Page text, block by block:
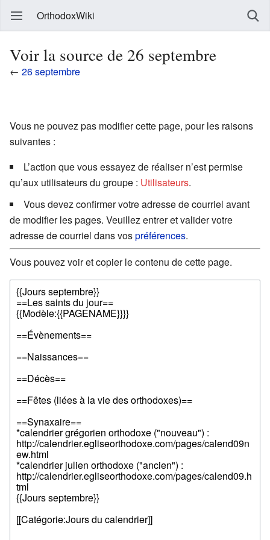
OrthodoxWiki
Voir la source de 26 septembre
← 26 septembre
Vous ne pouvez pas modifier cette page, pour les raisons
suivantes :
L’action que vous essayez de réaliser n’est permise
qu’aux utilisateurs du groupe : Utilisateurs.
Vous devez confirmer votre adresse de courriel avant
de modifier les pages. Veuillez entrer et valider votre
adresse de courriel dans vospréférences.
Vous pouvez voir et copier le contenu de cette page.